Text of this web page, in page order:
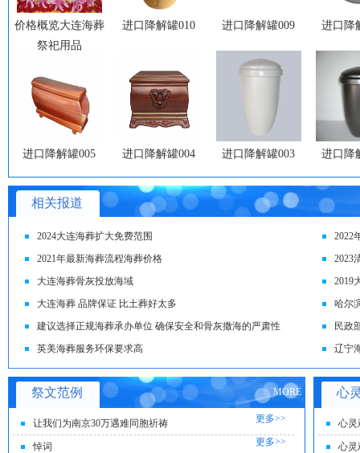
价格概览大连海葬
祭祀用品
进口降解罐010 进口降解罐009 进口降
进口降解罐005 进口降解罐004 进口降解罐003 进口降
相关报道
2024大连海葬扩大免费范围
2022
2021年最新海葬流程海葬价格
2023
大连海葬骨灰投放海域
2019
大连海葬 品牌保证 比土葬好太多
哈尔
建议选择正规海葬承办单位 确保安全和骨灰撒海的严肃性
民政
英美海葬服务环保要求高
辽宁
MORE
祭文范例
更多>>
让我们为南京30万遇难同胞祈祷
更多>>
悼词
心
心灵
心灵